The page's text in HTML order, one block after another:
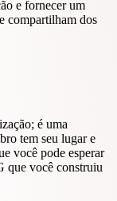
e fornecer um
compartilham dos
é uma
tem seu lugar e
você pode esperar
que você construiu